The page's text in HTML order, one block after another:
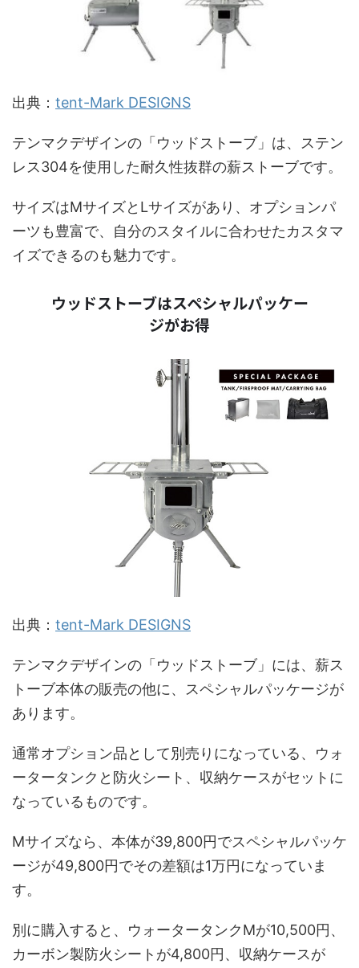
出典： tent-Mark DESIGNS
テンマクデザインの「ウッドストーブ」は、ステン
レス304を使用した耐久性抜群の薪ストーブです。
サイズはMサイズとLサイズがあり、オプションパ
ーツも豊富で、自分のスタイルに合わせたカスタマ
イズできるのも魅力です。
ウッドストーブはスペシャルパッケー
ジがお得
出典： tent-Mark DESIGNS
テンマクデザインの「ウッドストーブ」には、薪ス
トーブ本体の販売の他に、スペシャルパッケージが
あります。
通常オプション品として別売りになっている、ウォ
ータータンクと防火シート、収納ケースがセットに
なっているものです。
Mサイズなら、本体が39,800円でスペシャルパッケ
ージが49,800円でその差額は1万円になっていま
す。
別に購入すると、ウォータータンクMが10,500円、
カーボン製防火シートが4,800円、収納ケースが